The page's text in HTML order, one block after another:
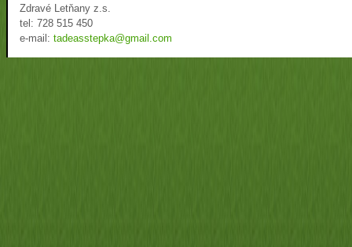
Zdravé Letňany z.s.
tel: 728 515 450
e-mail: tadeasstepka@gmail.com